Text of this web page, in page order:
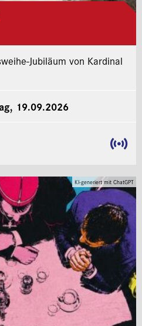
Jubiläum von Kardinal
19.09.2026
KI-generiert mit ChatGPT